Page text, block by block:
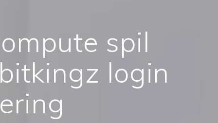
spil
login